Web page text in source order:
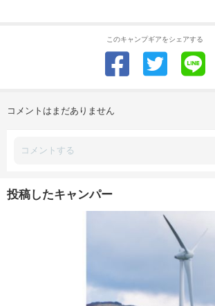
このキャンプギアをシェアする
コメントはまだありません
投稿したキャンパー